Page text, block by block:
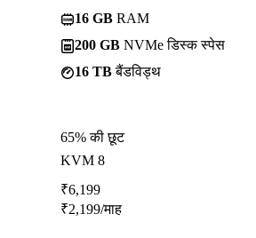
16 GB RAM
200 GB NVMe डिस्क स्पेस
16 TBबैंडविड्थ
65% की छूट
KVM 8
₹6,199
₹2,199/माह